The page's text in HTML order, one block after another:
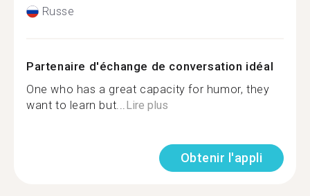
Russe
Partenaire d'échange de conversation idéal
One who has a great capacity for humor, they
want to learn but...Lire plus
Obtenir l'appli